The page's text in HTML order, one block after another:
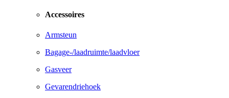
Accessoires
Armsteun
Bagage-/laadruimte/laadvloer
Gasveer
Gevarendriehoek